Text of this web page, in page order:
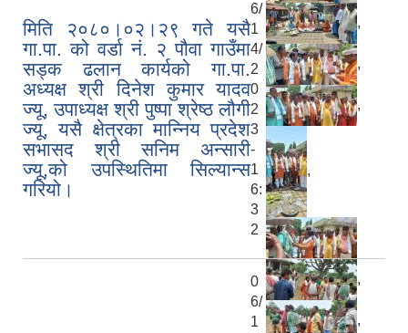
मिति २०८०।०२।२९ गते यसै
गा.पा. को वर्डा नं. २ पौवा गाउँमा
सड्क ढलान कार्यको गा.पा.
अध्यक्ष श्री दिनेश कुमार यादव
ज्यू, उपाध्यक्ष श्री पुष्पा श्रेष्ठ लौगी
ज्यू, यसै क्षेत्रका मान्निय प्रदेश
सभासद श्री सनिम अन्सारी
ज्यू,को उपस्थितिमा सिल्यान्स
गरियो।
6/
1
4/
2
0
2
3
-
1
6:
3
2
,
,
,
,
0
6/
1
,
,